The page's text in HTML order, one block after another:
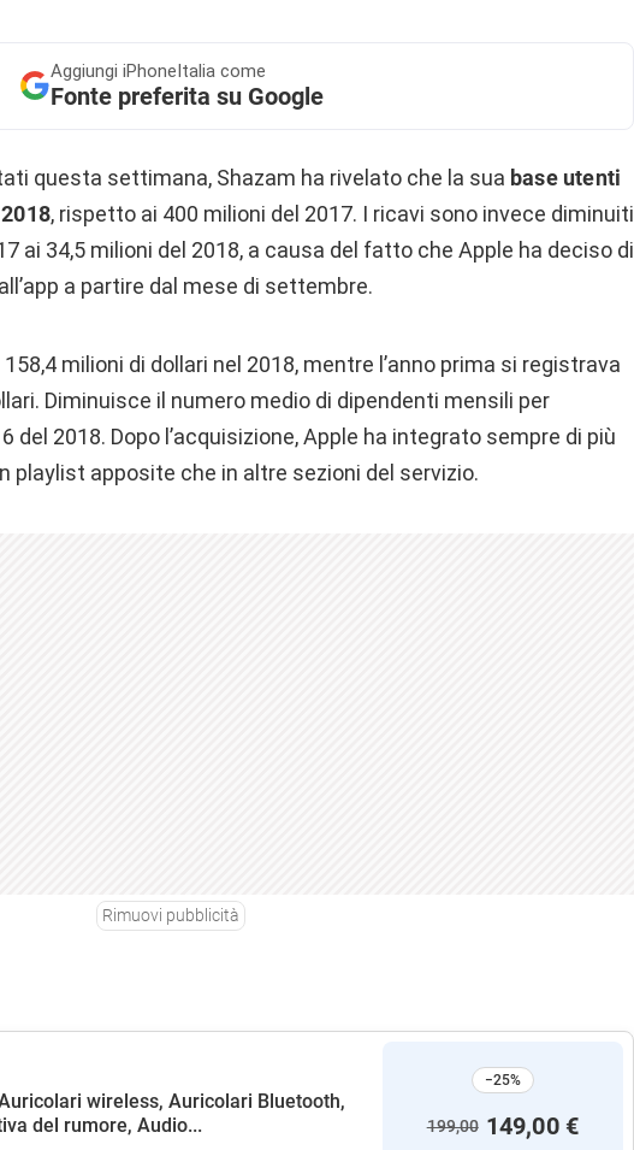
Aggiungi iPhoneItalia come
Fonte preferita su Google
questa settimana, Shazam ha rivelato che la sua base utenti
, rispetto ai 400 milioni del 2017. I ricavi sono invece diminuiti
ai 34,5 milioni del 2018, a causa del fatto che Apple ha deciso di
a partire dal mese di settembre.
milioni di dollari nel 2018, mentre l’anno prima si registrava
Diminuisce il numero medio di dipendenti mensili per
del 2018. Dopo l’acquisizione, Apple ha integrato sempre di più
playlist apposite che in altre sezioni del servizio.
Rimuovi pubblicità
wireless, Auricolari Bluetooth,
del rumore, Audio...
−25%
199,00 149,00 €